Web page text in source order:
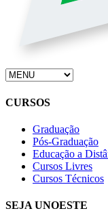
CURSOS
Graduação
Pós-Graduação
Educação a
Cursos Livres
Cursos Técnicos
SEJA UNOESTE